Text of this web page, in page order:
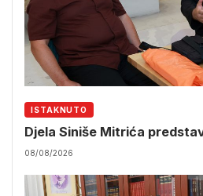
ISTAKNUTO
Djela Siniše Mitrića
08/08/2026